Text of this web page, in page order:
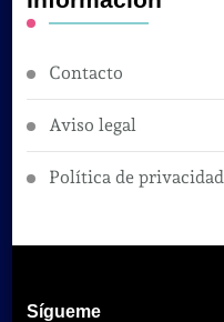
Contacto
Aviso legal
Política de privacidad
Sígueme